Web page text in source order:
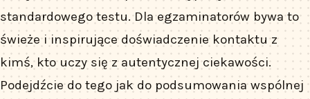
standardowego testu. Dla egzaminatorów bywa to
świeże i inspirujące doświadczenie kontaktu z
kimś, kto uczy się z autentycznej ciekawości.
Podejdźcie do tego jak do podsumowania wspólnej